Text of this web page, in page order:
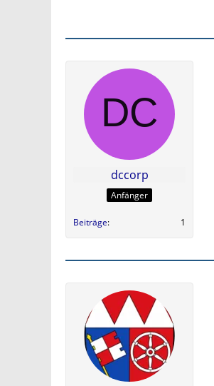
dccorp
Anfänger
Beiträge 1